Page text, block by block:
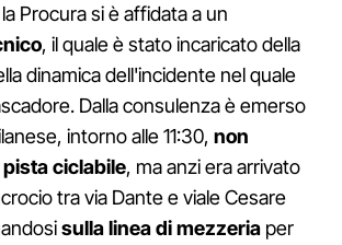
la Procura si è affidata a un
, il quale è stato incaricato della
dinamica dell'incidente nel quale
Dalla consulenza è emerso
intorno alle 11:30, non
ciclabile, ma anzi era arrivato
tra via Dante e viale Cesare
sulla linea di mezzeria per